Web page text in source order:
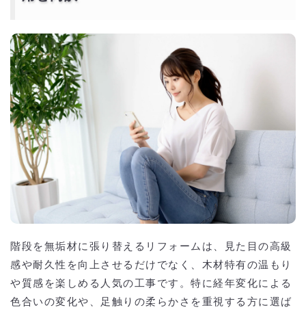
階段を無垢材に張り替えるリフォームは、見た目の高級
感や耐久性を向上させるだけでなく、木材特有の温もり
や質感を楽しめる人気の工事です。特に経年変化による
色合いの変化や、足触りの柔らかさを重視する方に選ば